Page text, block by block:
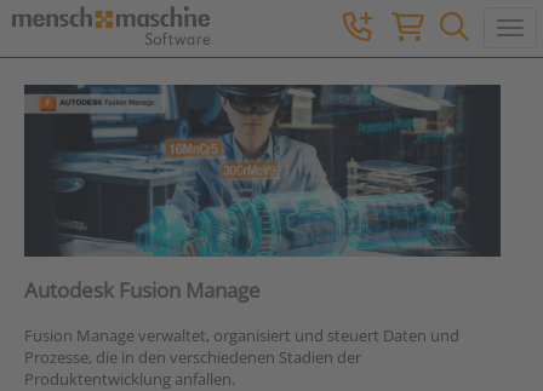
Autodesk Fusion Manage
Fusion Manage verwaltet, organisiert und steuert Daten und
Prozesse, die in den verschiedenen Stadien der
Produktentwicklung anfallen.